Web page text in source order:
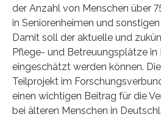
der Anzahl von Menschen über
in Seniorenheimen und
Damit soll der aktuelle und
Pflege- und Betreuungsplätze
eingeschätzt werden können.
Teilprojekt im
einen wichtigen Beitrag für die
bei älteren Menschen in